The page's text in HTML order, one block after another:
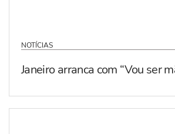
NOTÍCIAS
Janeiro arranca com “Vou ser